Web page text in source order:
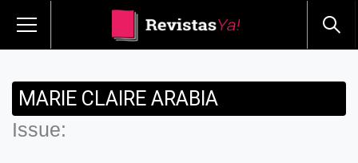
MARIE CLAIRE ARABIA
Issue: